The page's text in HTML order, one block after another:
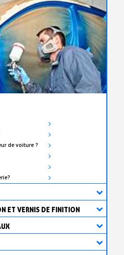
de voiture ?
ET VERNIS DE FINITION